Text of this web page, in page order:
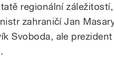
regionální
zahraničí Jan
Svoboda, ale